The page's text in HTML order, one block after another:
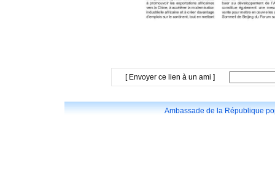
[ Envoyer ce lien à un ami ]
Ambassade de la République